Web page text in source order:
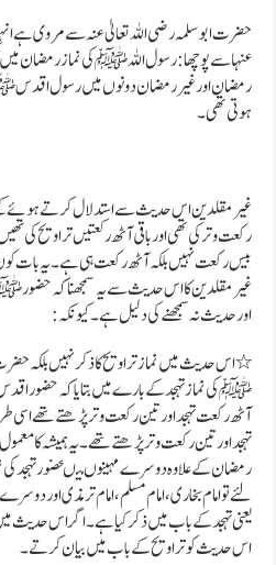
حضرت ابو سلمہ رضی اللہ تعالیٰ عنہ سے مروی ہے
عنہا سے پوچھا : رسول اللہ ﷺ کی نماز رمضان میں
رمضان اور غیر رمضان دونوں میں رسول اقدس
ہوتی تھی۔
غیر مقلدین اس حدیث سے استدلال کرتے ہوئے
رکعت وتر کی تھی اور باقی آٹھ رکعتیں تراویح کی
بیس رکعت نہیں بلکہ آٹھ رکعت ہی ہے۔یہ بات کون
غیر مقلدین کا اس حدیث سے یہ سمجھنا کہ حضور
اور حدیث نہ سمجھنے کی دلیل ہے۔کیونکہ:
٭اس حدیث میں نماز تراویح کا ذکر نہیں بلکہ
ﷺکی نماز تہجد کے بارے میں بتایا کہ
آٹھ رکعت تہجد اور تین رکعت وتر پڑھتے تھے
تہجد اور تین رکعت وتر پڑھتے تھے۔یہ ہمیشہ کا
رمضان کے علاوہ دوسرے مہینوں میںحضور تہجد
لئے تو امام بخاری ، امام مسلم ، امام ترمذی اور
یعنی تہجد کے باب میں ذکر کیا ہے۔اگر اس حدیث
اس حدیث کو تراویح کے باب میں بیان کرتے ۔